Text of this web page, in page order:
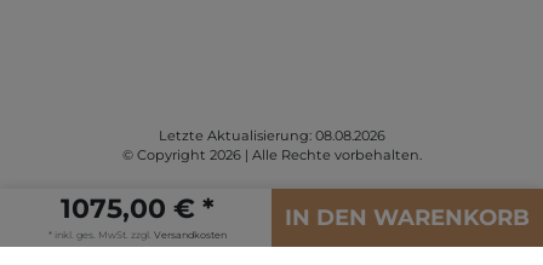
1075,00 € *
* inkl. ges. MwSt. zzgl. Versandkosten
IN DEN WARENKORB
Letzte Aktualisierung: 08.08.2026
© Copyright 2026 | Alle Rechte vorbehalten.